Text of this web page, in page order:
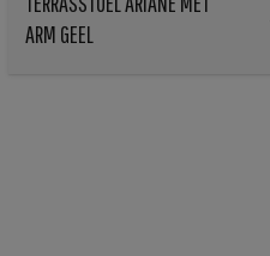
ARM GEEL